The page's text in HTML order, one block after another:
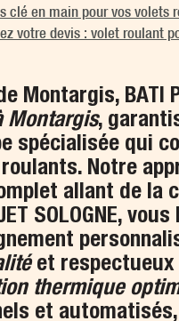
clé en main pour vos volets
votre devis : volet roulant
Montargis, BATI
Montargis,
spécialisée qui
Notre
allant de la
SOLOGNE,
et respectueux
thermique
et